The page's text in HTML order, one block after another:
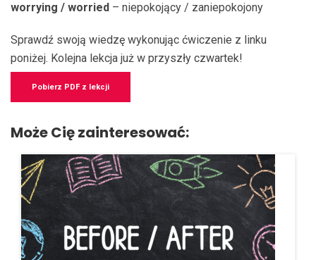
worrying / worried – niepokojący / zaniepokojony
Sprawdź swoją wiedzę wykonując ćwiczenie z linku
poniżej. Kolejna lekcja już w przyszły czwartek!
Pobierz PDF z lekcji
Może Cię zainteresować: